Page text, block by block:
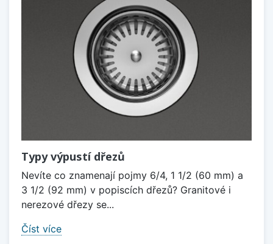
Typy výpustí dřezů
Nevíte co znamenají pojmy 6/4, 1 1/2 (60 mm) a
3 1/2 (92 mm) v popiscích dřezů? Granitové i
nerezové dřezy se...
Číst více